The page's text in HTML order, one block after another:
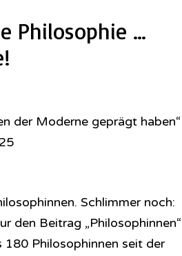
Philosophie …
der Moderne geprägt haben“
Schlimmer noch:
den Beitrag „Philosophinnen“
180 Philosophinnen seit der